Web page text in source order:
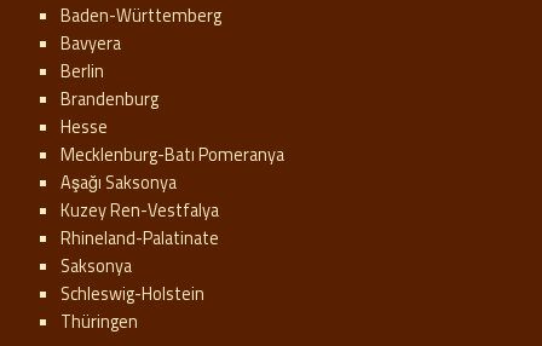
Baden-Württemberg
Bavyera
Berlin
Brandenburg
Hesse
Mecklenburg-Batı Pomeranya
Aşağı Saksonya
Kuzey Ren-Vestfalya
Rhineland-Palatinate
Saksonya
Schleswig-Holstein
Thüringen